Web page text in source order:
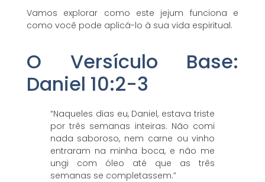
Vamos explorar como este jejum funciona e
como você pode aplicá-lo à sua vida espiritual.
O Versículo Base:
Daniel 10:2-3
“Naqueles dias eu, Daniel, estava triste
por três semanas inteiras. Não comi
nada saboroso, nem carne ou vinho
entraram na minha boca, e não me
ungi com óleo até que as três
semanas se completassem.”